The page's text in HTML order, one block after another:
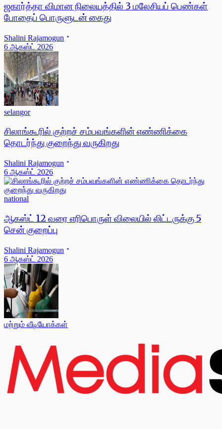
ஜகார்த்தா விமான நிலையத்தில் 3 மலேசியப் பெண்கள்
போதைப் பொருளுடன் கைது
Shalini Rajamogun
6 ஆகஸ்ட் 2026
selangor
சிலாங்கூரில் குற்றச் சம்பவங்களின் எண்ணிக்கை
தொடர்ந்து குறைந்து வருகிறது
Shalini Rajamogun
6 ஆகஸ்ட் 2026
national
ஆகஸ்ட் 12 வரை எரிபொருள் விலையில் லிட்டருக்கு 5
சென் குறைப்பு
Shalini Rajamogun
6 ஆகஸ்ட் 2026
மற்றும் வீடியோக்கள்